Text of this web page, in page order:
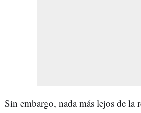
Sin embargo, nada más lejos de la